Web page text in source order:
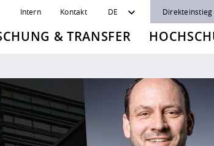
Intern Kontakt DE Direkteinstieg
& TRANSFER